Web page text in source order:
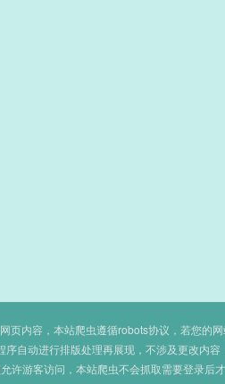
页内容，本站爬虫遵循robots协议，若您的
自动进行排版处理再展现，不涉及更改内容
许游客访问，本站爬虫不会抓取需要登录后